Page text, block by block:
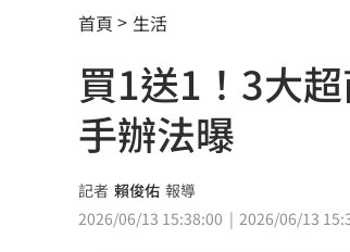
《蜘蛛人》結婚了！湯
林琇琪父親肝癌病逝！
小秦漢張海漢逝世享壽
小24歲女友學歷遭疑！
肥大叔離世享年46歲 對
首頁 生活
買1送1！3大
手辦法曝
記者 賴俊佑 報導
2026/06/13 15:38:00
2026/06/13